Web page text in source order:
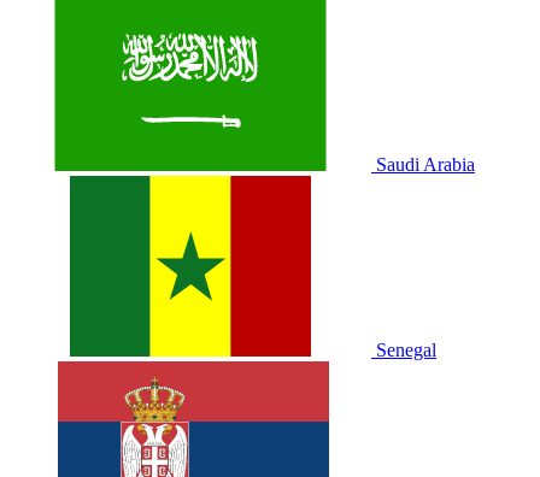
Saudi Arabia
Senegal